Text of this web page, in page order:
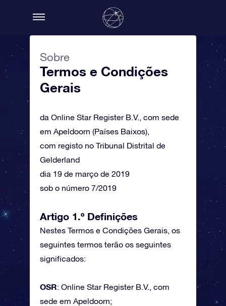
Sobre
Termos e Condições
Gerais
da Online Star Register B.V., com sede
em Apeldoorn (Países Baixos),
com registo no Tribunal Distrital de
Gelderland
dia 19 de março de 2019
sob o número 7/2019
Artigo 1.º Definições
Nestes Termos e Condições Gerais, os
seguintes termos terão os seguintes
significados:
OSR: Online Star Register B.V., com
sede em Apeldoorn;